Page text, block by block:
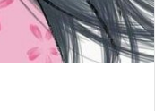
ا